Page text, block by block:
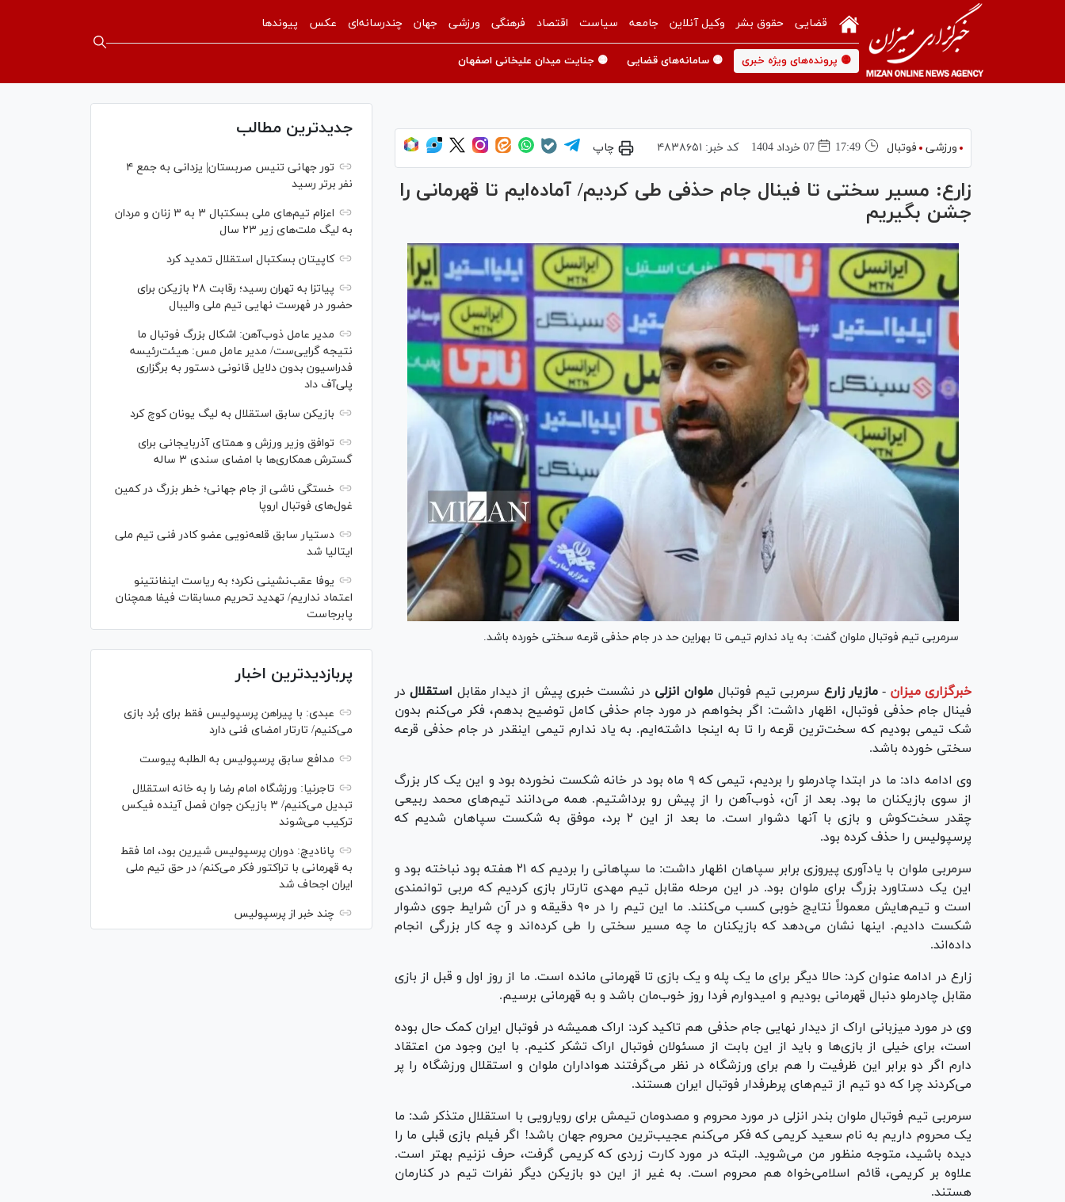
قضایی حقوق بشر وکیل آنلاین جامعه سیاست اقتصاد فرهنگی ورزشی جهان چندرسانه‌ای عکس پیوندها
🟡 پرونده‌های ویژه خبری 🟡 سامانه‌های قضایی 🟡 جنایت میدان علیخانی اصفهان
ورزشی فوتبال 17:49 07 خرداد 1404 کد خبر: ۴۸۳۸۶۵۱ چاپ
زارع: مسیر سختی تا فینال جام حذفی طی کردیم/ آماده‌ایم تا قهرمانی را
جشن بگیریم
سرمربی تیم فوتبال ملوان گفت: به یاد ندارم تیمی تا بهراین حد در جام حذفی قرعه سختی خورده باشد.
خبرگزاری میزان - مازیار زارع سرمربی تیم فوتبال ملوان انزلی در نشست خبری پیش از دیدار مقابل استقلالدر
فینال جام حذفی فوتبال، اظهار داشت: اگر بخواهم در مورد جام حذفی کامل توضیح بدهم، فکر می‌کنم بدون
شک تیمی بودیم که سخت‌ترین قرعه را تا به اینجا داشته‌ایم. به یاد ندارم تیمی اینقدر در جام حذفی قرعه
سختی خورده باشد.
وی ادامه داد: ما در ابتدا چادرملو را بردیم، تیمی که ۹ ماه بود در خانه شکست نخورده بود و این یک کار بزرگ
از سوی بازیکنان ما بود. بعد از آن، ذوب‌آهن را از پیش رو برداشتیم. همه می‌دانند تیم‌های محمد ربیعی
چقدر سخت‌کوش و بازی با آنها دشوار است. ما بعد از این ۲ برد، موفق به شکست سپاهان شدیم که
پرسپولیس را حذف کرده بود.
سرمربی ملوان با یادآوری پیروزی برابر سپاهان اظهار داشت: ما سپاهانی را بردیم که ۲۱ هفته بود نباخته بود و
این یک دستاورد بزرگ برای ملوان بود. در این مرحله مقابل تیم مهدی تارتار بازی کردیم که مربی توانمندی
است و تیم‌هایش معمولاً نتایج خوبی کسب می‌کنند. ما این تیم را در ۹۰ دقیقه و در آن شرایط جوی دشوار
شکست دادیم. اینها نشان می‌دهد که بازیکنان ما چه مسیر سختی را طی کرده‌اند و چه کار بزرگی انجام
داده‌اند.
زارع در ادامه عنوان کرد: حالا دیگر برای ما یک پله و یک بازی تا قهرمانی مانده است. ما از روز اول و قبل از بازی
مقابل چادرملو دنبال قهرمانی بودیم و امیدوارم فردا روز خوب‌مان باشد و به قهرمانی برسیم.
وی در مورد میزبانی اراک از دیدار نهایی جام حذفی هم تاکید کرد: اراک همیشه در فوتبال ایران کمک حال بوده
است، برای خیلی از بازی‌ها و باید از این بابت از مسئولان فوتبال اراک تشکر کنیم. با این وجود من اعتقاد
دارم اگر دو برابر این ظرفیت را هم برای ورزشگاه در نظر می‌گرفتند هواداران ملوان و استقلال ورزشگاه را پر
می‌کردند چرا که دو تیم از تیم‌های پرطرفدار فوتبال ایران هستند.
سرمربی تیم فوتبال ملوان بندر انزلی در مورد محروم و مصدومان تیمش برای رویارویی با استقلال متذکر شد: ما
یک محروم داریم به نام سعید کریمی که فکر می‌کنم عجیب‌ترین محروم جهان باشد! اگر فیلم بازی قبلی ما را
دیده باشید، متوجه منظور من می‌شوید. البته در مورد کارت زردی که کریمی گرفت، حرف نزنیم بهتر است.
علاوه بر کریمی، قائم اسلامی‌خواه هم محروم است. به غیر از این دو بازیکن دیگر نفرات تیم در کنارمان
هستند.
جدیدترین مطالب
تور جهانی تنیس صربستان| یزدانی به جمع ۴
نفر برتر رسید
اعزام تیم‌های ملی بسکتبال ۳ به ۳ زنان و مردان
به لیگ ملت‌های زیر ۲۳ سال
کاپیتان بسکتبال استقلال تمدید کرد
پیاتزا به تهران رسید؛ رقابت ۲۸ بازیکن برای
حضور در فهرست نهایی تیم ملی والیبال
مدیر عامل ذوب‌آهن: اشکال بزرگ فوتبال ما
نتیجه گرایی‌ست/ مدیر عامل مس: هیئت‌رئیسه
فدراسیون بدون دلایل قانونی دستور به برگزاری
پلی‌آف داد
بازیکن سابق استقلال به لیگ یونان کوچ کرد
توافق وزیر ورزش و همتای آذربایجانی برای
گسترش همکاری‌ها با امضای سندی ۳ ساله
خستگی ناشی از جام جهانی؛ خطر بزرگ در کمین
غول‌های فوتبال اروپا
دستیار سابق قلعه‌نویی عضو کادر فنی تیم ملی
ایتالیا شد
یوفا عقب‌نشینی نکرد؛ به ریاست اینفانتینو
اعتماد نداریم/ تهدید تحریم مسابقات فیفا همچنان
پابرجاست
پربازدیدترین اخبار
عبدی: با پیراهن پرسپولیس فقط برای بُرد بازی
می‌کنیم/ تارتار امضای فنی دارد
مدافع سابق پرسپولیس به الطلبه پیوست
تاجرنیا: ورزشگاه امام رضا را به خانه استقلال
تبدیل می‌کنیم/ ۳ بازیکن جوان فصل آینده فیکس
ترکیب می‌شوند
پانادیچ: دوران پرسپولیس شیرین بود، اما فقط
به قهرمانی با تراکتور فکر می‌کنم/ در حق تیم ملی
ایران اجحاف شد
چند خبر از پرسپولیس